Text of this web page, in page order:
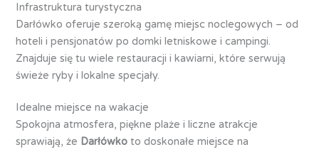
Infrastruktura turystyczna
Darłówko oferuje szeroką gamę miejsc noclegowych – od
hoteli i pensjonatów po domki letniskowe i campingi.
Znajduje się tu wiele restauracji i kawiarni, które serwują
świeże ryby i lokalne specjały.
Idealne miejsce na wakacje
Spokojna atmosfera, piękne plaże i liczne atrakcje
sprawiają, że Darłówko to doskonałe miejsce na